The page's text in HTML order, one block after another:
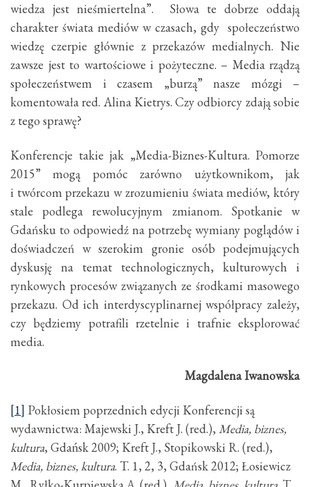
wiedza jest nieśmiertelna”. Słowa te dobrze oddają
charakter świata mediów w czasach, gdy społeczeństwo
wiedzę czerpie głównie z przekazów medialnych. Nie
zawsze jest to wartościowe i pożyteczne. – Media rządzą
społeczeństwem i czasem „burzą” nasze mózgi –
komentowała red. Alina Kietrys. Czy odbiorcy zdają sobie
z tego sprawę?
Konferencje takie jak „Media-Biznes-Kultura. Pomorze
2015” mogą pomóc zarówno użytkownikom, jak
i twórcom przekazu w zrozumieniu świata mediów, który
stale podlega rewolucyjnym zmianom. Spotkanie w
Gdańsku to odpowiedź na potrzebę wymiany poglądów i
doświadczeń w szerokim gronie osób podejmujących
dyskusję na temat technologicznych, kulturowych i
rynkowych procesów związanych ze środkami masowego
przekazu. Od ich interdyscyplinarnej współpracy zależy,
czy będziemy potrafili rzetelnie i trafnie eksplorować
media.
Magdalena Iwanowska
[1] Pokłosiem poprzednich edycji Konferencji są
wydawnictwa: Majewski J., Kreft J. (red.), Media, biznes,
kultura, Gdańsk 2009; Kreft J., Stopikowski R. (red.),
Media, biznes, kultura. T. 1, 2, 3, Gdańsk 2012; Łosiewicz